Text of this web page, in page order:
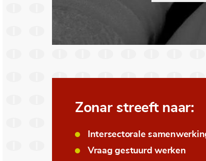
Zonar streeft naar:
Intersectorale
Vraag gestuurd werken